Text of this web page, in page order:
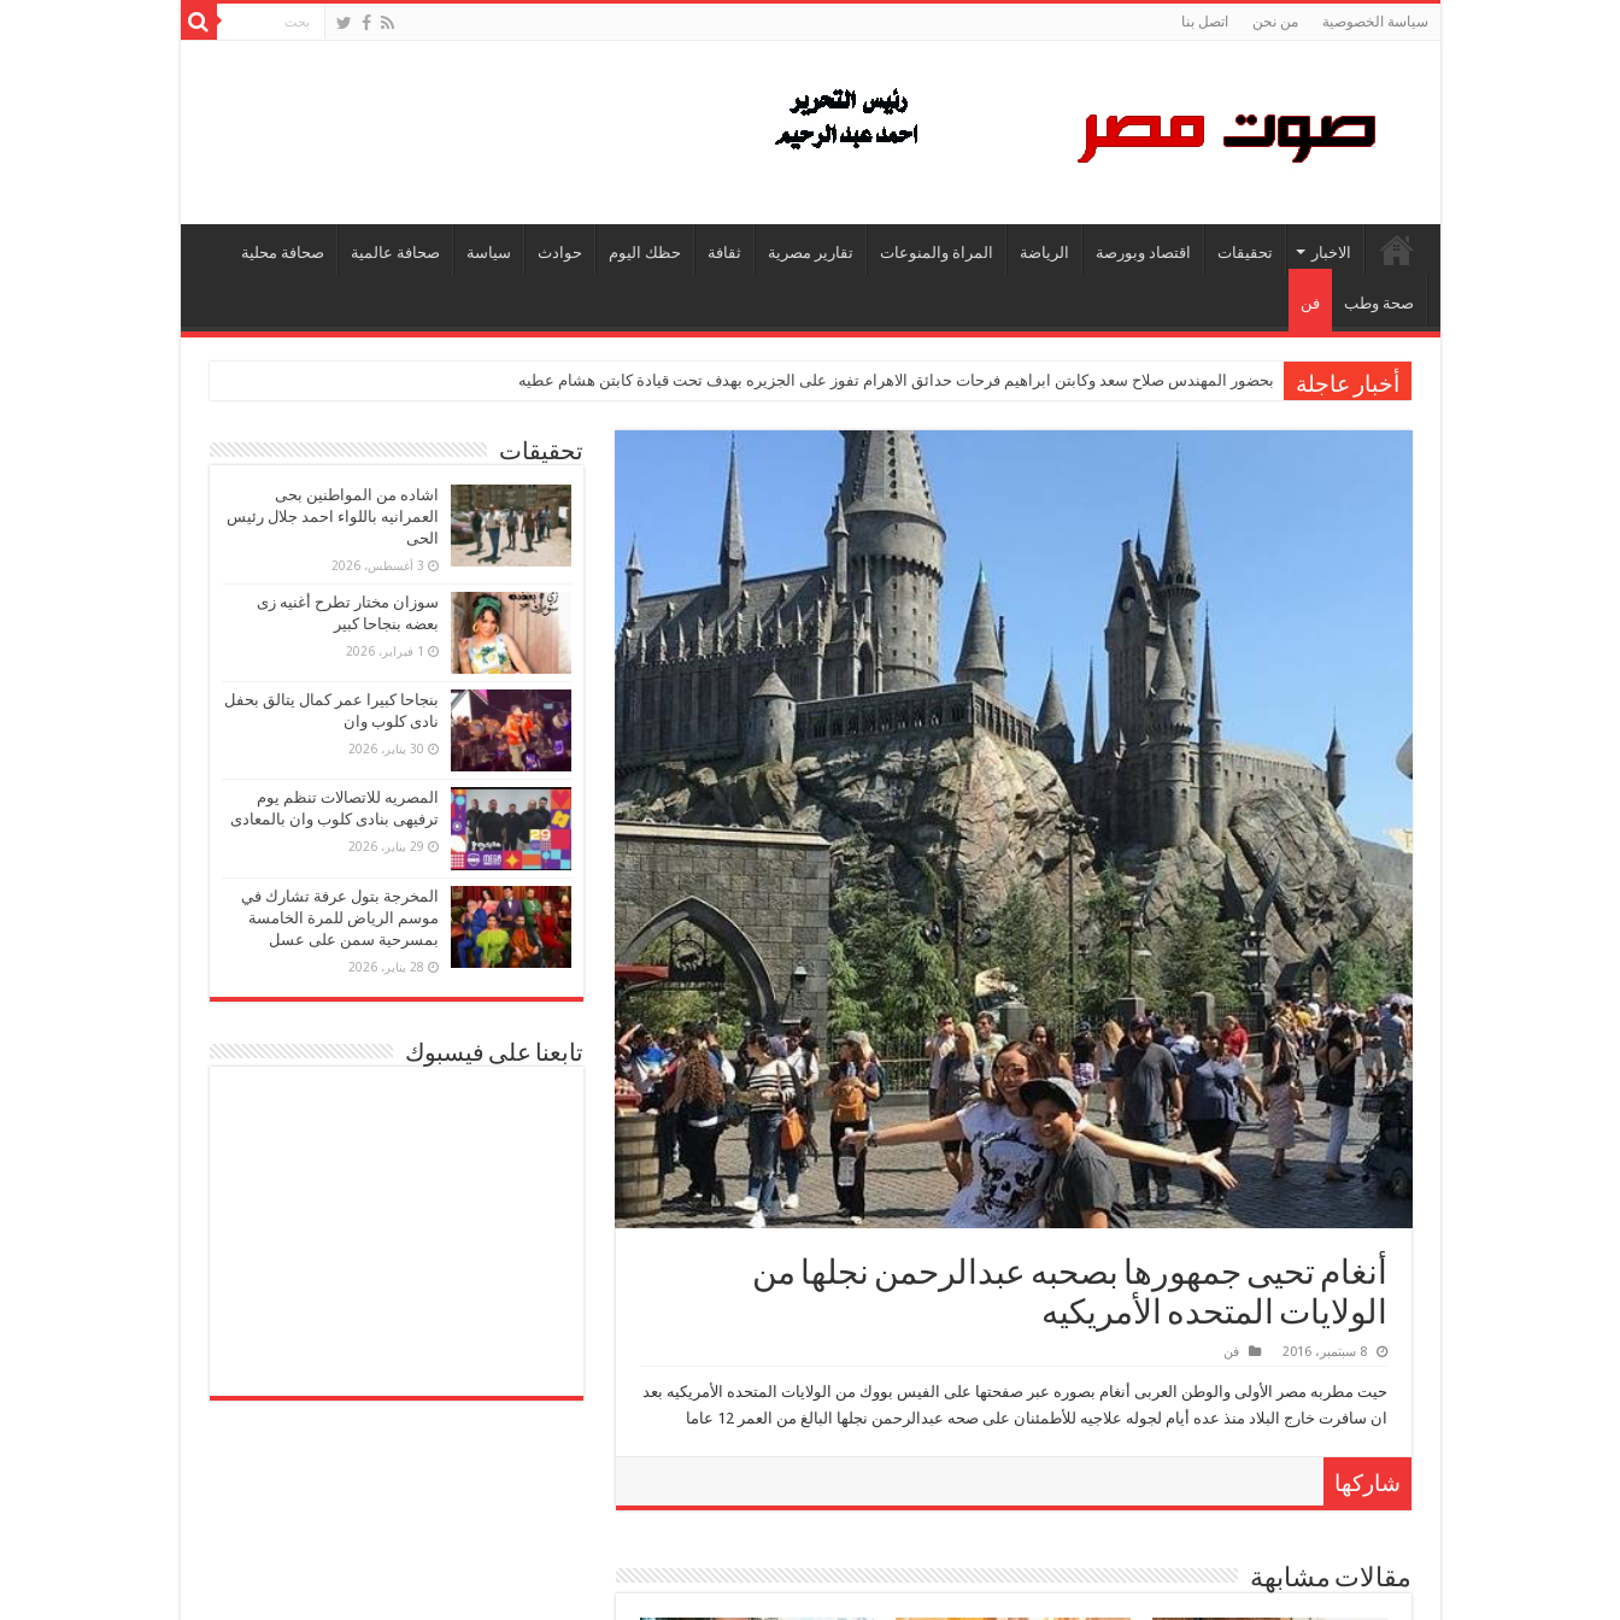
سياسة الخصوصية من نحن اتصل بنا
الاخبار تحقيقات اقتصاد وبورصة الرياضة المراة والمنوعات تقارير مصرية ثقافة حظك اليوم حوادث سياسة صحافة عالمية صحافة محلية
صحة وطب فن
أخبار عاجلة بحضور المهندس صلاح سعد وكابتن ابراهيم فرحات حدائق الاهرام تفوز على الجزيره بهدف تحت قيادة كابتن هشام عطيه
أنغام تحيى جمهورها بصحبه عبدالرحمن نجلها من
الولايات المتحده الأمريكيه
8 سبتمبر، 2016 فن
حيت مطربه مصر الأولى والوطن العربى أنغام بصوره عبر صفحتها على الفيس بووك من الولايات المتحده الأمريكيه بعد
ان سافرت خارج البلاد منذ عده أيام لجوله علاجيه للأطمئنان على صحه عبدالرحمن نجلها البالغ من العمر 12 عاما
شاركها
مقالات مشابهة
تحقيقات
اشاده من المواطنين بحى
العمرانيه باللواء احمد جلال رئيس
الحى
3 أغسطس، 2026
سوزان مختار تطرح أغنيه زى
بعضه بنجاحا كبير
1 فبراير، 2026
بنجاحا كبيرا عمر كمال يتالق بحفل
نادى كلوب وان
30 يناير، 2026
المصريه للاتصالات تنظم يوم
ترفيهى بنادى كلوب وان بالمعادى
29 يناير، 2026
المخرجة بتول عرفة تشارك في
موسم الرياض للمرة الخامسة
بمسرحية سمن على عسل
28 يناير، 2026
تابعنا على فيسبوك